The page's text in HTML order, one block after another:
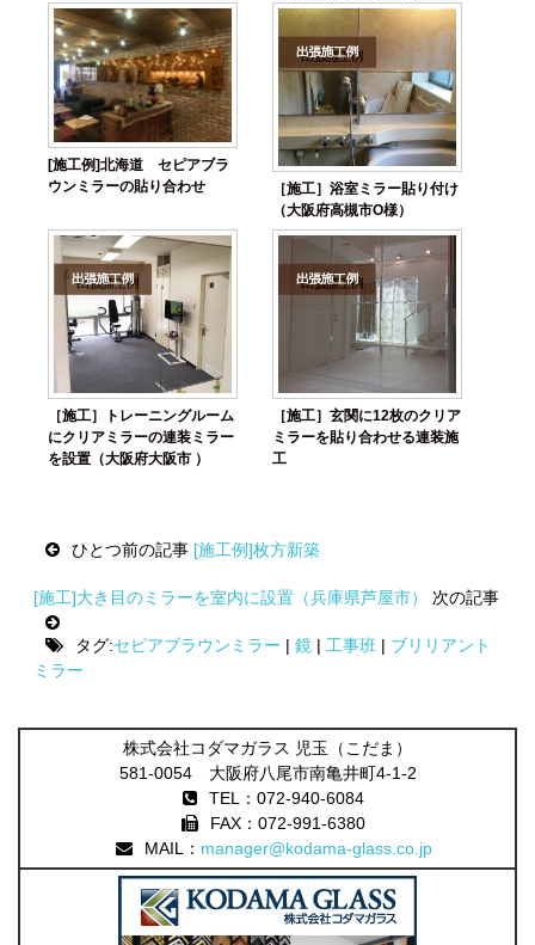
[施工例]北海道 セピアブラ
ウンミラーの貼り合わせ
［施工］浴室ミラー貼り付け
（大阪府高槻市O様）
［施工］トレーニングルーム
にクリアミラーの連装ミラー
を設置（大阪府大阪市 ）
［施工］玄関に12枚のクリア
ミラーを貼り合わせる連装施
工
navigationひとつ前の記事[施工例]枚方新築
[施工]大き目のミラーを室内に設置（兵庫県芦屋市） 次の記事
タグ:セピアブラウンミラー | 鏡 | 工事班 | ブリリアント
ミラー
株式会社コダマガラス 児玉（こだま）
581-0054 大阪府八尾市南亀井町4-1-2
TEL：072-940-6084
FAX：072-991-6380
MAIL： manager@kodama-glass.co.jp